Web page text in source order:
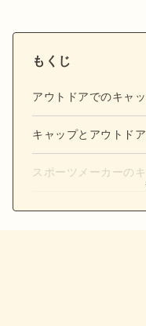
もくじ
アウトドアでのキャ
キャップとアウトド
スポーツメーカーの